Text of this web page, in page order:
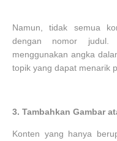
Namun, tidak semua
dengan nomor
menggunakan angka
topik yang dapat menarik
3. Tambahkan Gambar
Konten yang hanya